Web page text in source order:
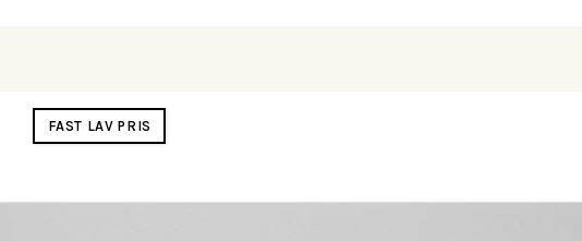
FAST LAV PRIS
Gå til
produktoplysninger